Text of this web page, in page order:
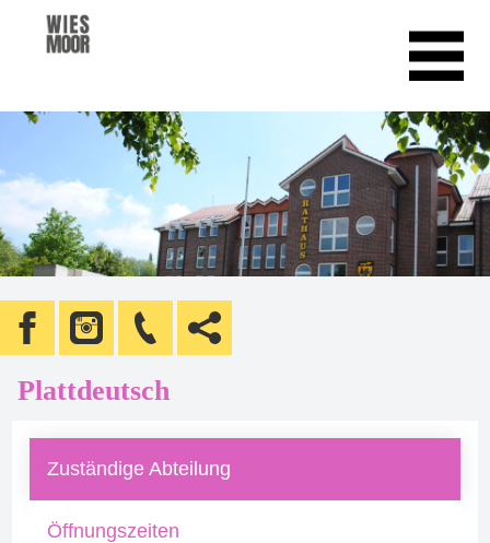
Plattdeutsch
Zuständige Abteilung
Öffnungszeiten